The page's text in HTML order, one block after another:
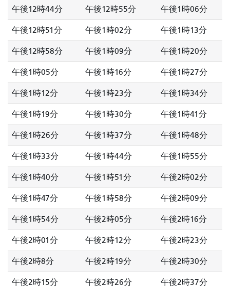
午後12時44分 午後12時55分 午後1時06分
午後12時51分 午後1時02分 午後1時13分
午後12時58分 午後1時09分 午後1時20分
午後1時05分 午後1時16分 午後1時27分
午後1時12分 午後1時23分 午後1時34分
午後1時19分 午後1時30分 午後1時41分
午後1時26分 午後1時37分 午後1時48分
午後1時33分 午後1時44分 午後1時55分
午後1時40分 午後1時51分 午後2時02分
午後1時47分 午後1時58分 午後2時09分
午後1時54分 午後2時05分 午後2時16分
午後2時01分 午後2時12分 午後2時23分
午後2時8分 午後2時19分 午後2時30分
午後2時15分 午後2時26分 午後2時37分